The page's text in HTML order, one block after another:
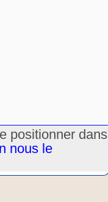
positionner dans
nous le